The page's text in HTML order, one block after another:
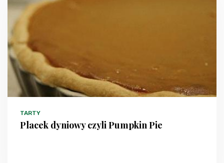
TARTY
Placek dyniowy czyli Pumpkin Pie